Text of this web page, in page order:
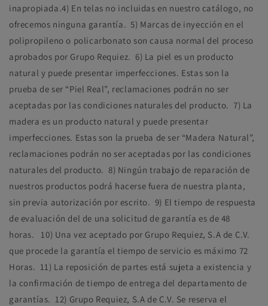
inapropiada.4) En telas no incluidas en nuestro catálogo, no
ofrecemos ninguna garantía. 5) Marcas de inyección en el
polipropileno o policarbonato son causa normal del proceso
aprobados por Grupo Requiez. 6) La piel es un producto
natural y puede presentar imperfecciones. Estas son la
prueba de ser “Piel Real”, reclamaciones podrán no ser
aceptadas por las condiciones naturales del producto. 7) La
madera es un producto natural y puede presentar
imperfecciones. Estas son la prueba de ser “Madera Natural”,
reclamaciones podrán no ser aceptadas por las condiciones
naturales del producto. 8) Ningún trabajo de reparación de
nuestros productos podrá hacerse fuera de nuestra planta,
sin previa autorización por escrito. 9) El tiempo de respuesta
de evaluación del de una solicitud de garantía es de 48
horas. 10) Una vez aceptado por Grupo Requiez, S.A de C.V.
que procede la garantía el tiempo de servicio es máximo 72
Horas. 11) La reposición de partes está sujeta a existencia y
la confirmación de tiempo de entrega del departamento de
garantías. 12) Grupo Requiez, S.A de C.V. Se reserva el